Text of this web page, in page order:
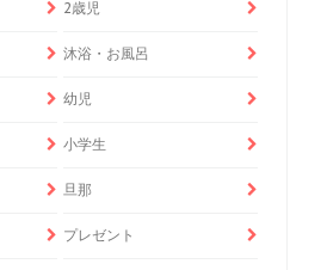
2歳児
沐浴・お風呂
幼児
小学生
旦那
プレゼント